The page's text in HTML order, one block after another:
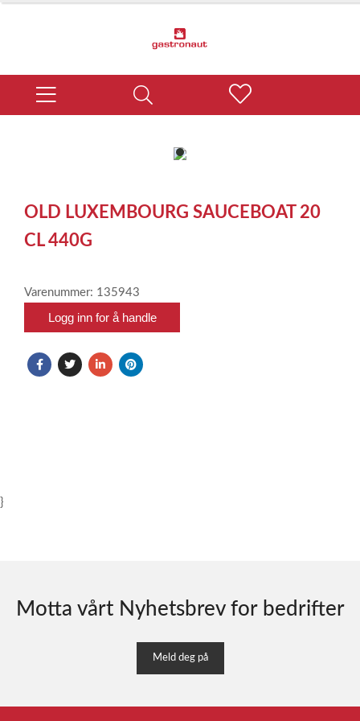
item
of
1
OLD LUXEMBOURG SAUCEBOAT 20
CL 440G
Varenummer: 135943
Logg inn for å handle
}
Motta vårt Nyhetsbrev for bedrifter
Meld deg på